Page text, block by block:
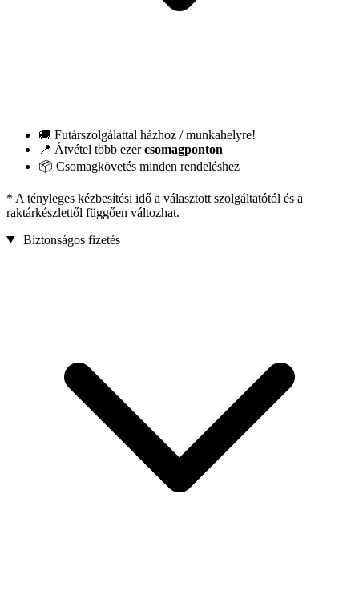
🚚 Futárszolgálattal házhoz / munkahelyre!
📍 Átvétel több ezercsomagponton
📦 Csomagkövetés minden rendeléshez
* A tényleges kézbesítési idő a választott szolgáltatótól és a
raktárkészlettől függően változhat.
Biztonságos fizetés